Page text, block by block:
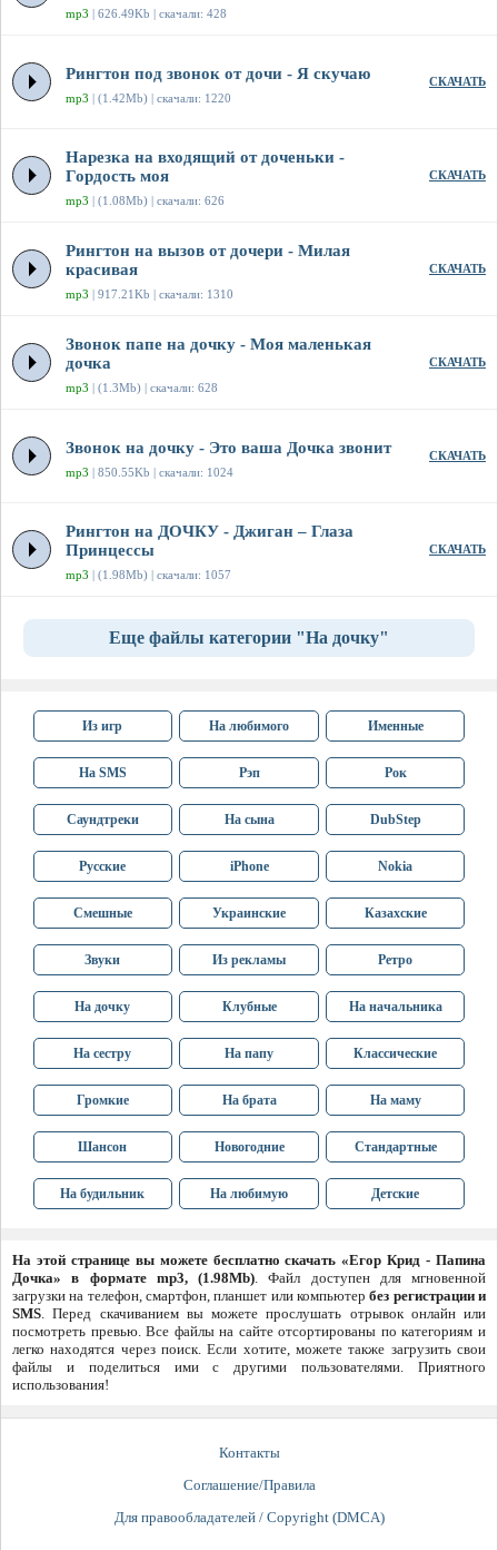
mp3 | 626.49Kb | скачали: 428
Рингтон под звонок от дочи - Я скучаю
mp3 | (1.42Mb) | скачали: 1220
СКАЧАТЬ
Нарезка на входящий от доченьки -
Гордость моя
mp3 | (1.08Mb) | скачали: 626
СКАЧАТЬ
Рингтон на вызов от дочери - Милая
красивая
mp3 | 917.21Kb | скачали: 1310
СКАЧАТЬ
Звонок папе на дочку - Моя маленькая
дочка
mp3 | (1.3Mb) | скачали: 628
СКАЧАТЬ
Звонок на дочку - Это ваша Дочка звонит
mp3 | 850.55Kb | скачали: 1024
СКАЧАТЬ
Рингтон на ДОЧКУ - Джиган – Глаза
Принцессы
mp3 | (1.98Mb) | скачали: 1057
СКАЧАТЬ
Еще файлы категории "На дочку"
Из игр На любимого Именные
На SMS Рэп Рок
Саундтреки На сына DubStep
Русские iPhone Nokia
Смешные Украинские Казахские
Звуки Из рекламы Ретро
На дочку Клубные На начальника
На сестру На папу Классические
Громкие На брата На маму
Шансон Новогодние Стандартные
На будильник На любимую Детские
На этой странице вы можете бесплатно скачать «Егор Крид - Папина
Дочка» в формате mp3, (1.98Mb). Файл доступен для мгновенной
загрузки на телефон, смартфон, планшет или компьютербез регистрации и
SMS. Перед скачиванием вы можете прослушать отрывок онлайн или
посмотреть превью. Все файлы на сайте отсортированы по категориям и
легко находятся через поиск. Если хотите, можете также загрузить свои
файлы и поделиться ими с другими пользователями. Приятного
использования!
Контакты
Соглашение/Правила
Для правообладателей / Copyright (DMCA)